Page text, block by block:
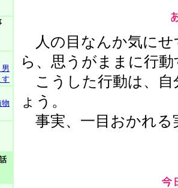
人の目なんか気にせ
ら、思うがままに行
こうした行動は、自
ょう。
事実、一目おかれる